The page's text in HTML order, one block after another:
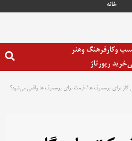
خانه
وکارفرهنگ وهنر
خرید رپورتاژ
گاز برای پرمصرف ها/ قیمت برای پرمصرف ها واقعی می‌شود؟